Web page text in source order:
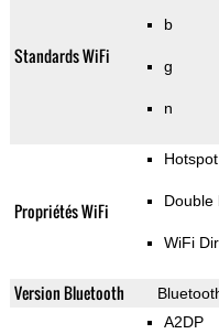
Standards WiFi
b
g
n
Propriétés WiFi Double
WiFi
Version Bluetooth
A2DP